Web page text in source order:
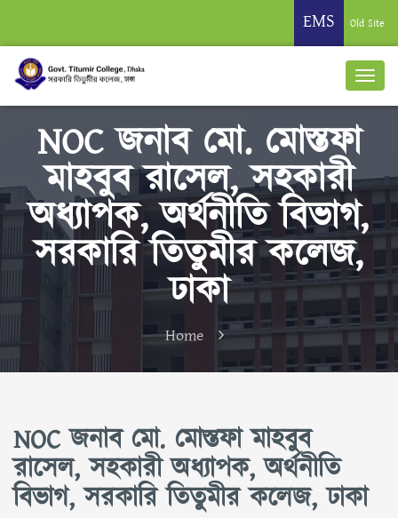
EMS Old Site
NOC জনাব মো. মোস্তফা
মাহবুব রাসেল, সহকারী
অধ্যাপক, অর্থনীতি বিভাগ,
সরকারি তিতুমীর কলেজ,
ঢাকা
Home
NOC জনাব মো. মোস্তফা মাহবুব
রাসেল, সহকারী অধ্যাপক, অর্থনীতি
বিভাগ, সরকারি তিতুমীর কলেজ, ঢাকা